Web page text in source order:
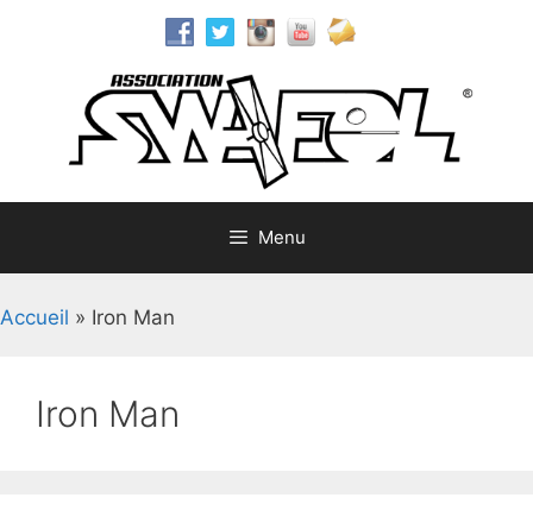
Menu
Accueil » Iron Man
Iron Man